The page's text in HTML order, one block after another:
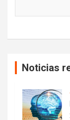
Noticias